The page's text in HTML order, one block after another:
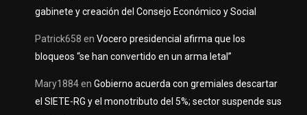
gabinete y creación del Consejo Económico y Social
Patrick658 en Vocero presidencial afirma que los
bloqueos “se han convertido en un arma letal”
Mary1884en Gobierno acuerda con gremiales descartar
el SIETE-RG y el monotributo del 5%; sector suspende sus